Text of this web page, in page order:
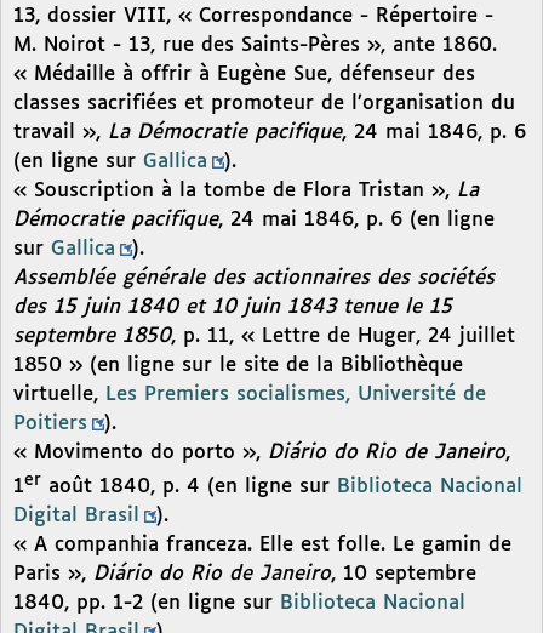
13, dossier VIII, « Correspondance - Répertoire -
M. Noirot - 13, rue des Saints-Pères », ante 1860.
« Médaille à offrir à Eugène Sue, défenseur des
classes sacrifiées et promoteur de l’organisation du
travail », La Démocratie pacifique, 24 mai 1846, p. 6
(en ligne sur Gallica
).
« Souscription à la tombe de Flora Tristan », La
Démocratie pacifique, 24 mai 1846, p. 6 (en ligne
sur Gallica
).
Assemblée générale des actionnaires des sociétés
des 15 juin 1840 et 10 juin 1843 tenue le 15
septembre 1850, p. 11, « Lettre de Huger, 24 juillet
1850 » (en ligne sur le site de la Bibliothèque
virtuelle, Les Premiers socialismes, Université de
Poitiers
).
« Movimento do porto », Diário do Rio de Janeiro,
1er août 1840, p. 4 (en ligne sur Biblioteca Nacional
Digital Brasil
).
« A companhia franceza. Elle est folle. Le gamin de
Paris », Diário do Rio de Janeiro, 10 septembre
1840, pp. 1-2 (en ligne sur Biblioteca Nacional